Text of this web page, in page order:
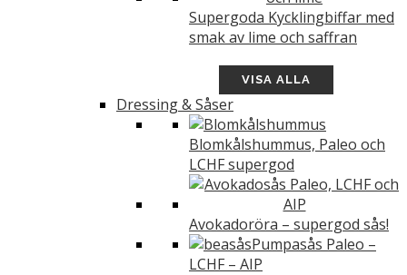
Supergoda Kycklingbiffar med
smak av lime och saffran
VISA ALLA
Dressing & Såser
Blomkålshummus, Paleo och
LCHF supergod
Avokadoröra – supergod sås!
Pumpasås Paleo –
LCHF – AIP